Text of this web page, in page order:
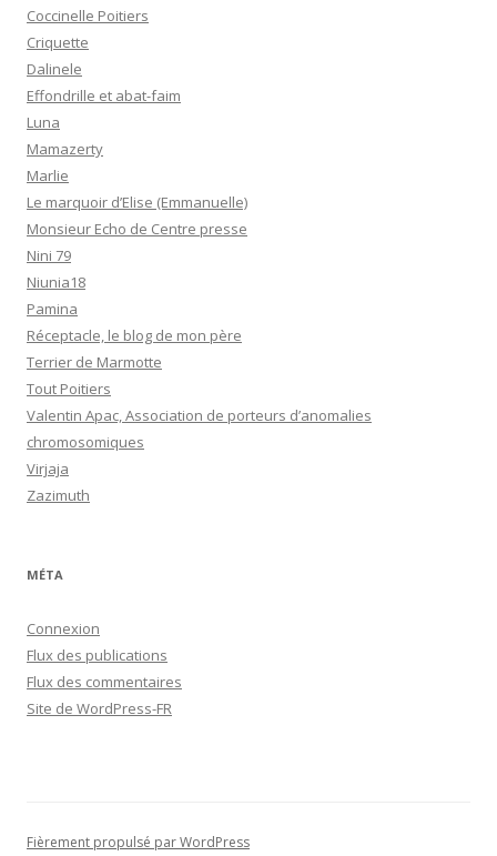
Coccinelle Poitiers
Criquette
Dalinele
Effondrille et abat-faim
Luna
Mamazerty
Marlie
Le marquoir d’Elise (Emmanuelle)
Monsieur Echo de Centre presse
Nini 79
Niunia18
Pamina
Réceptacle, le blog de mon père
Terrier de Marmotte
Tout Poitiers
Valentin Apac, Association de porteurs d’anomalies
chromosomiques
Virjaja
Zazimuth
MÉTA
Connexion
Flux des publications
Flux des commentaires
Site de WordPress-FR
Fièrement propulsé par WordPress